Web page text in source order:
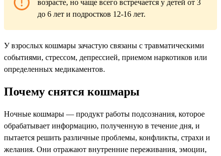
возрасте, но чаще всего встречается у детей от 3
до 6 лет и подростков 12-16 лет.
У взрослых кошмары зачастую связаны с травматическими
событиями, стрессом, депрессией, приемом наркотиков или
определенных медикаментов.
Почему снятся кошмары
Ночные кошмары — продукт работы подсознания, которое
обрабатывает информацию, полученную в течение дня, и
пытается решить различные проблемы, конфликты, страхи и
желания. Они отражают внутренние переживания, эмоции,